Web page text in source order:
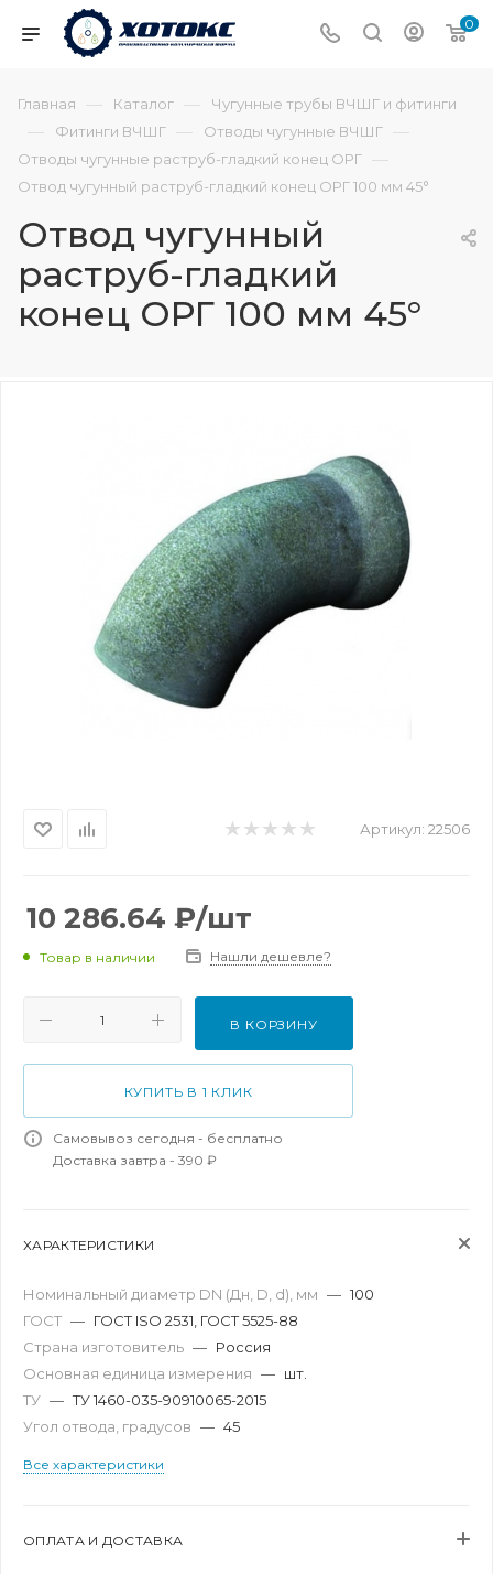
0
Главная — Каталог — Чугунные трубы ВЧШГ и фитинги
— Фитинги ВЧШГ — Отводы чугунные ВЧШГ —
Отводы чугунные раструб-гладкий конец ОРГ —
Отвод чугунный раструб-гладкий конец ОРГ 100 мм 45°
Отвод чугунный
раструб-гладкий
конец ОРГ 100 мм 45°
Артикул: 22506
10 286.64 ₽/шт
Товар в наличии Нашли дешевле?
В КОРЗИНУ
КУПИТЬ В 1 КЛИК
Самовывоз сегодня - бесплатно
Доставка завтра - 390 ₽
ХАРАКТЕРИСТИКИ
Номинальный диаметр DN (Дн, D, d), мм — 100
ГОСТ — ГОСТ ISO 2531, ГОСТ 5525-88
Страна изготовитель — Россия
Основная единица измерения — шт.
ТУ — ТУ 1460-035-90910065-2015
Угол отвода, градусов — 45
Все характеристики
ОПЛАТА И ДОСТАВКА